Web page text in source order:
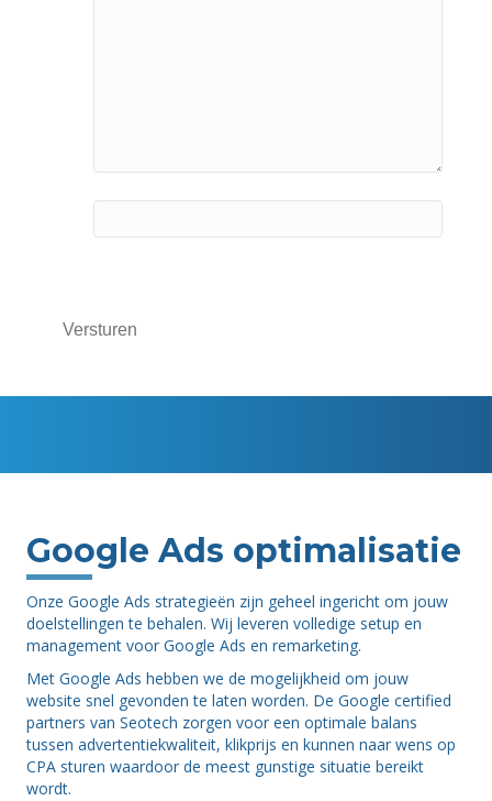
Google Ads optimalisatie
Onze Google Ads strategieën zijn geheel ingericht om jouw
doelstellingen te behalen. Wij leveren volledige setup en
management voor Google Ads en remarketing.
Met Google Ads hebben we de mogelijkheid om jouw
website snel gevonden te laten worden. De Google certified
partners van Seotech zorgen voor een optimale balans
tussen advertentiekwaliteit, klikprijs en kunnen naar wens op
CPA sturen waardoor de meest gunstige situatie bereikt
wordt.